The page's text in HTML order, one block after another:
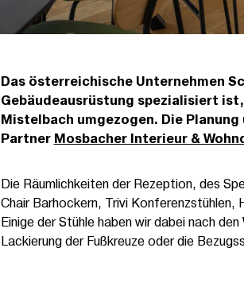
Das österreichische Unternehmen
Gebäudeausrüstung spezialisiert
Mistelbach umgezogen. Die
Partner Mosbacher Interieur &
Die Räumlichkeiten der Rezeption, des
Chair Barhockern, Trivi
Einige der Stühle haben wir dabei nach
Lackierung der Fußkreuze oder die